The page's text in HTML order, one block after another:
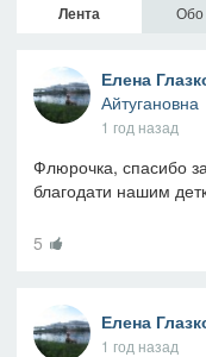
Лента Обо
Елена
Айтугановна
1 год назад
Флюрочка, спасибо
благодати нашим
5
Елена
1 год назад